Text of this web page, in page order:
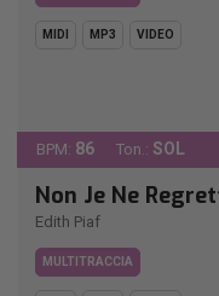
MIDI MP3 VIDEO
BPM: 86 Ton.: SOL
Non Je Ne
Edith Piaf
MULTITRACCIA